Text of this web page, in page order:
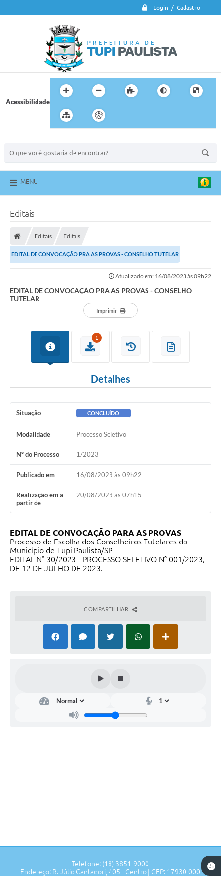
Login / Cadastro
Acessibilidade
MENU
Editais
Editais Editais
EDITAL DE CONVOCAÇÃO PRA AS PROVAS - CONSELHO TUTELAR
Atualizado em: 16/08/2023 às 09h22
EDITAL DE CONVOCAÇÃO PRA AS PROVAS - CONSELHO
TUTELAR
Imprimir
1
Detalhes
Situação CONCLUÍDO
Modalidade Processo Seletivo
Nº do Processo 1/2023
Publicado em 16/08/2023 às 09h22
Realização em a
partir de
20/08/2023 às 07h15
EDITAL DE CONVOCAÇÃO PARA AS PROVAS
Processo de Escolha dos Conselheiros Tutelares do
Município de Tupi Paulista/SP
EDITAL N° 30/2023 - PROCESSO SELETIVO N° 001/2023,
DE 12 DE JULHO DE 2023.
COMPARTILHAR
Telefone: (18) 3851-9000
Endereço: R. Júlio Cantadori, 405 - Centro | CEP: 17930-000